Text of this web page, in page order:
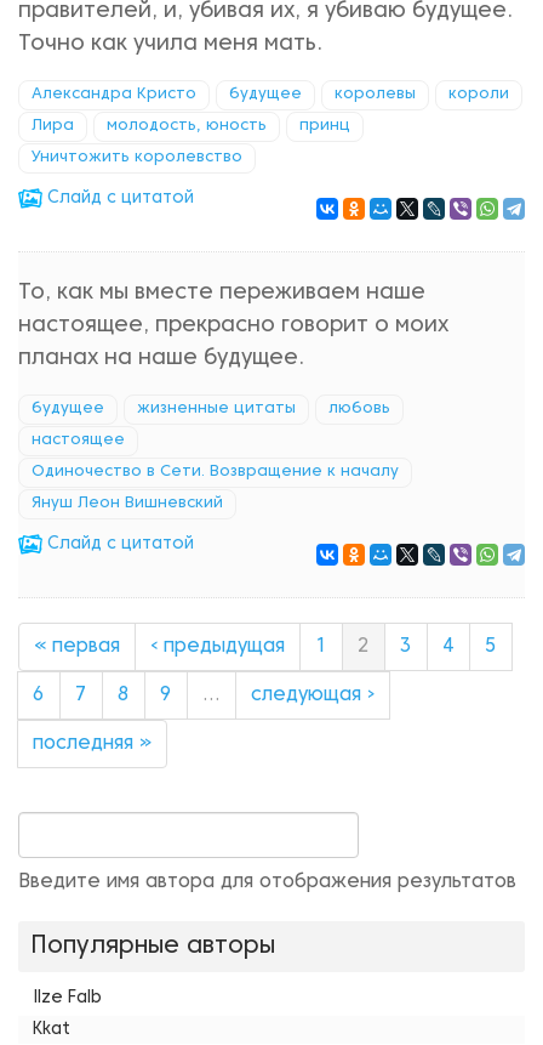
правителей, и, убивая их, я убиваю будущее.
Точно как учила меня мать.
Александра Кристо будущее королевы короли
Лира молодость, юность принц
Уничтожить королевство
Cлайд с цитатой
То, как мы вместе переживаем наше
настоящее, прекрасно говорит о моих
планах на наше будущее.
будущее жизненные цитаты любовь
настоящее
Одиночество в Сети. Возвращение к началу
Януш Леон Вишневский
Cлайд с цитатой
« первая ‹ предыдущая 2 3 4 5
6 7 8 9 … следующая ›
последняя »
Введите имя автора для отображения результатов
Популярные авторы
Ilze Falb
Kkat